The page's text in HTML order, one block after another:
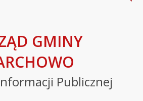
GMINY
Publicznej